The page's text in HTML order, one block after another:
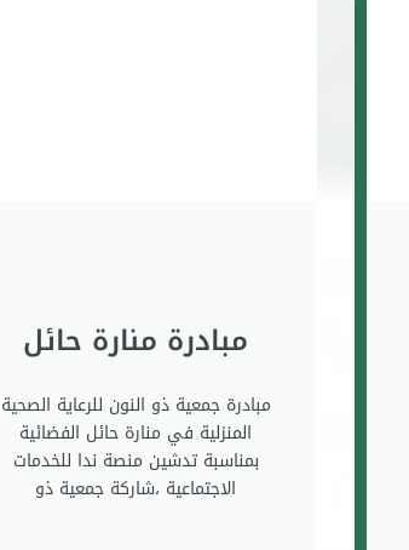
مبادرة منارة حائل
مبادرة جمعية ذو النون للرعاية الصحية
المنزلية في منارة حائل الفضائية
بمناسبة تدشين منصة ندا للخدمات
الاجتماعية ،شاركة جمعية ذو